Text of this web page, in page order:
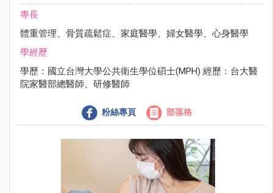
專長
體重管理、骨質疏鬆症、家庭醫學、婦女醫學、心身醫學
學經歷
學歷：國立台灣大學公共衛生學位碩士(MPH) 經歷：台大醫
院家醫部總醫師、研修醫師
粉絲專頁 部落格